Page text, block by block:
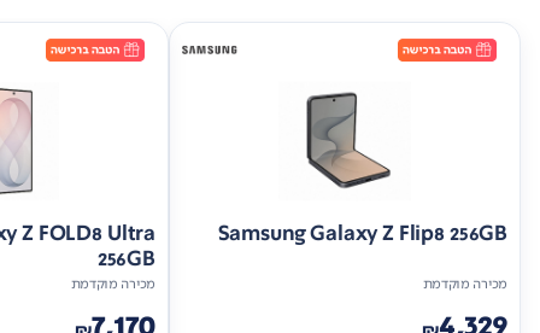
Samsung Galaxy Z Flip8 256GB
מכירה מוקדמת
Z FOLD8 Ultra
256GB
מכירה מוקדמת